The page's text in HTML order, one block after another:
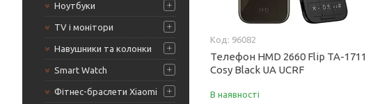
Ноутбуки
TV і монітори
Навушники та колонки
Smart Watch
Фітнес-браслети Xiaomi
96082
Телефон HMD 2660 Flip TA-1711
Cosy Black UA UCRF
В наявності